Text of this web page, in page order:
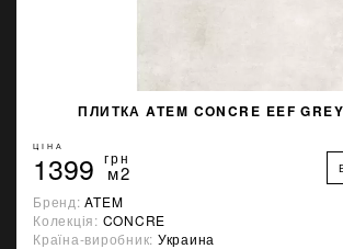
ПЛИТКА ATEM CONCRE EEF
ЦІНА
1399 грн
м2
Бренд:ATEM
Колекція: CONCRE
Країна-виробник: Украина